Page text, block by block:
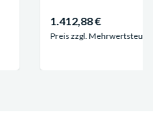
1.412,88 €
Preis zzgl. Mehrwertsteuer